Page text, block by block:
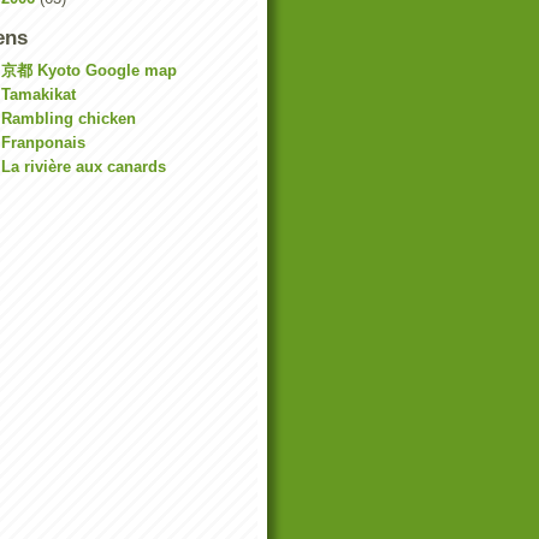
京都 Kyoto Google map
Tamakikat
Rambling chicken
Franponais
La rivière aux canards